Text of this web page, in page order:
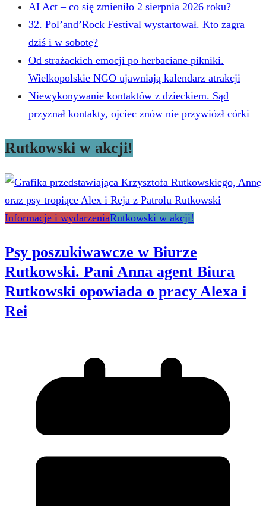
AI Act – co się zmieniło 2 sierpnia 2026 roku?
32. Pol’and’Rock Festival wystartował. Kto zagra
dziś i w sobotę?
Od strażackich emocji po herbaciane pikniki.
Wielkopolskie NGO ujawniają kalendarz atrakcji
Niewykonywanie kontaktów z dzieckiem. Sąd
przyznał kontakty, ojciec znów nie przywiózł córki
Rutkowski w akcji!
Informacje i wydarzeniaRutkowski w akcji!
Psy poszukiwawcze w Biurze
Rutkowski. Pani Anna agent Biura
Rutkowski opowiada o pracy Alexa i
Rei